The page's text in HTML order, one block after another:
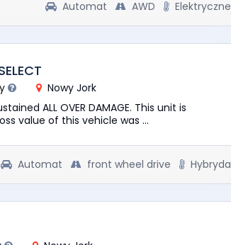
Automat AWD Elektryczne
Nowy Jork
ALL OVER DAMAGE. This unit is
value of this vehicle was ...
Automat front wheel drive Hybryda